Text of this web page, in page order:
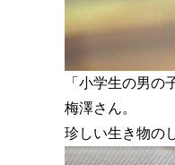
「小学生の男
梅澤さん。
珍しい生き物の